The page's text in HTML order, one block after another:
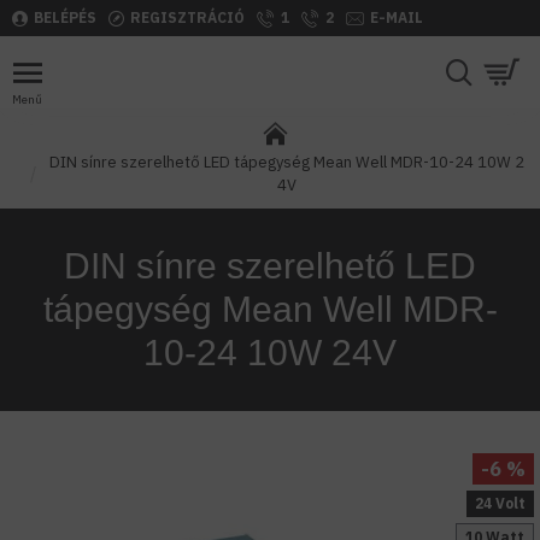
BELÉPÉS REGISZTRÁCIÓ 1 2 E-MAIL
DIN sínre szerelhető LED tápegység Mean Well MDR-10-24 10W 2
4V
DIN sínre szerelhető LED
tápegység Mean Well MDR-
10-24 10W 24V
24 Volt
-6 %